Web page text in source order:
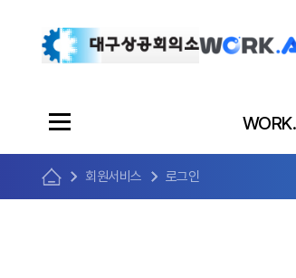
회원서비스 로그인